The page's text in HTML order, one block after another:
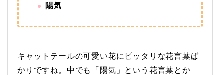
陽気
キャットテールの可愛い花にピッタリな花言葉ば
かりですね。中でも「陽気」という花言葉とか